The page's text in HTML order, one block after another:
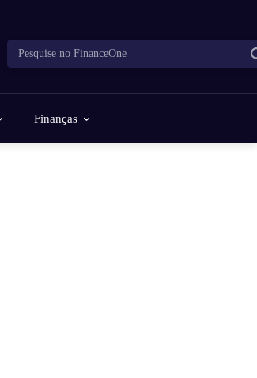
Pesquise no FinanceOne
Finanças